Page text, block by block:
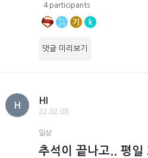
4 participants
기 k
댓글 미리보기
H
HI
22.02.03
일상
추석이 끝나고.. 평일